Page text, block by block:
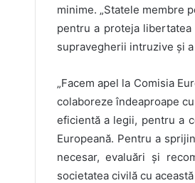
minime. „Statele membre
pentru a proteja
supravegherii intruzive și
„Facem apel la Comisia
colaboreze îndeaproape
eficientă a legii, pentru a
Europeană. Pentru a
necesar, evaluări și
societatea civilă cu